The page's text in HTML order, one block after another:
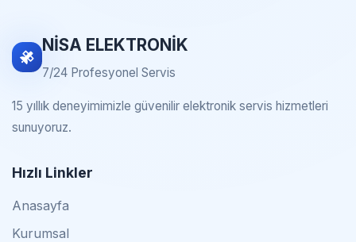
NİSA ELEKTRONİK
7/24 Profesyonel Servis
15 yıllık deneyimimizle güvenilir elektronik servis hizmetleri
sunuyoruz.
Hızlı Linkler
Anasayfa
Kurumsal